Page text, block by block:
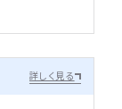
詳しく見る